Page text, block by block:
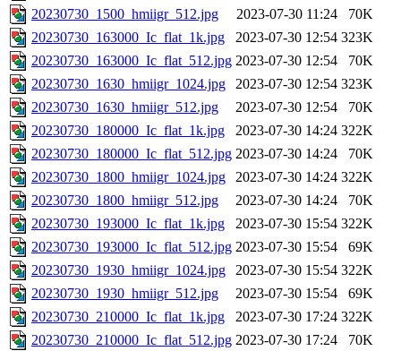
20230730_1500_hmiigr_512.jpg
2023-07-30 11:24
70K
20230730_163000_Ic_flat_1k.jpg
2023-07-30 12:54 323K
20230730_163000_Ic_flat_512.jpg 2023-07-30 12:54
70K
20230730_1630_hmiigr_1024.jpg
2023-07-30 12:54 323K
20230730_1630_hmiigr_512.jpg
2023-07-30 12:54
70K
20230730_180000_Ic_flat_1k.jpg
2023-07-30 14:24 322K
20230730_180000_Ic_flat_512.jpg 2023-07-30 14:24
70K
20230730_1800_hmiigr_1024.jpg
2023-07-30 14:24 322K
20230730_1800_hmiigr_512.jpg
2023-07-30 14:24
70K
20230730_193000_Ic_flat_1k.jpg
2023-07-30 15:54 322K
20230730_193000_Ic_flat_512.jpg 2023-07-30 15:54
69K
20230730_1930_hmiigr_1024.jpg
2023-07-30 15:54 322K
20230730_1930_hmiigr_512.jpg
2023-07-30 15:54
69K
20230730_210000_Ic_flat_1k.jpg
2023-07-30 17:24 322K
20230730_210000_Ic_flat_512.jpg 2023-07-30 17:24
70K